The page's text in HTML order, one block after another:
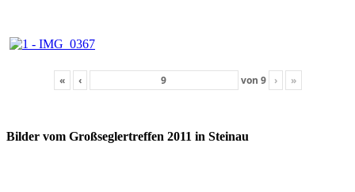
« ‹ von 9 › »
Bilder vom Großseglertreffen 2011 in Steinau